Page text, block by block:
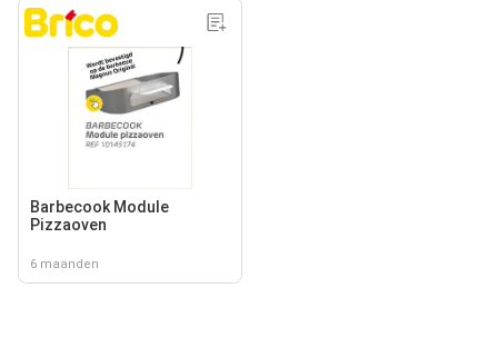
Barbecook Module
Pizzaoven
6 maanden